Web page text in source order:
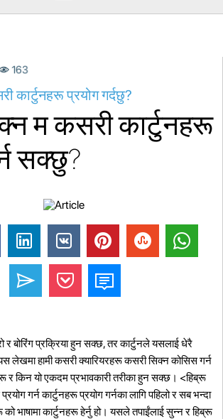
163
कार्टुनहरू प्रयोग गर्दछु?
म कसरी कार्टुनहरू
सक्छु?
र बोरिंग प्रक्रिया हुन सक्छ, तर कार्टुनले यसलाई धेरै
लेखमा हामी कसरी क्यारियरहरू कसरी सिक्न कोसिस गर्न
र किन यो एकदम प्रभावकारी तरीका हुन सक्छ। <हिब्रू
गर्न कार्टुनहरू प्रयोग गर्नका लागि पहिलो र सब भन्दा
भाषामा कार्टुनहरू हेर्नु हो। यसले तपाईंलाई सुन्न र हिब्रू